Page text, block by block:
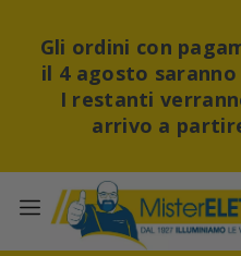
Gli ordini con
il 4 agosto
I restanti
arrivo a